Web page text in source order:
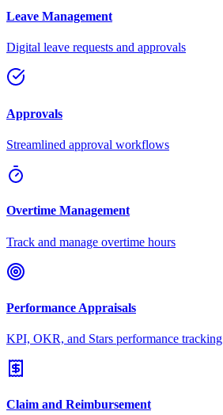
Leave Management
Digital leave requests and approvals
Approvals
Streamlined approval workflows
Overtime Management
Track and manage overtime hours
Performance Appraisals
KPI, OKR, and Stars performance tracking
Claim and Reimbursement